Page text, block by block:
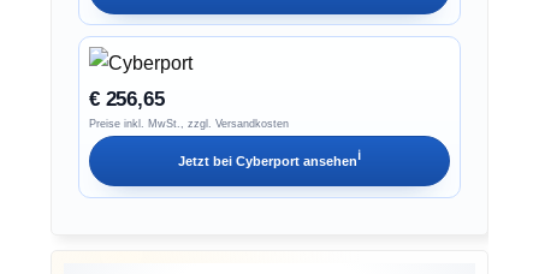
€ 256,65
Preise inkl. MwSt., zzgl. Versandkosten
Jetzt bei Cyberport ansehenℹ︎